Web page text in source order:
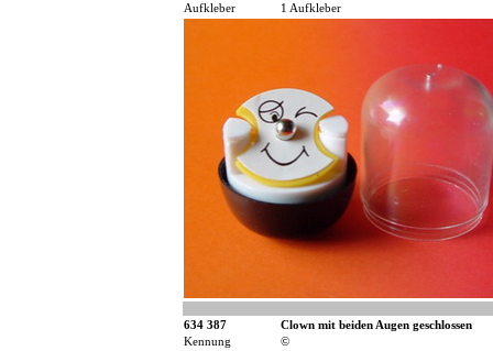
Aufkleber
1 Aufkleber
634 387
Clown mit beiden Augen geschlossen
Kennung
©